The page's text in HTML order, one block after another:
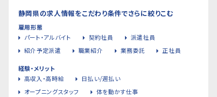
静岡県の求人情報をこだわり条件でさらに絞りこむ
雇用形態
パート・アルバイト
契約社員
派遣社員
紹介予定派遣
職業紹介 業務委託 正社員
経験・メリット
高収入・高時給
日払い/週払い
オープニングスタッフ
体を動かす仕事